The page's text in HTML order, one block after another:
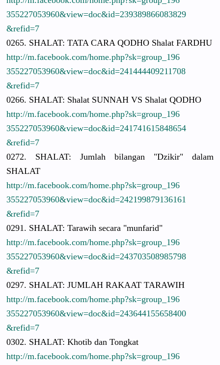
355227053960&view=doc&id=239389866083829
&refid=7
0265. SHALAT: TATA CARA QODHO Shalat FARDHU
http://m.facebook.com/home.php?sk=group_196
355227053960&view=doc&id=241444409211708
&refid=7
0266. SHALAT: Shalat SUNNAH VS Shalat QODHO
http://m.facebook.com/home.php?sk=group_196
355227053960&view=doc&id=241741615848654
&refid=7
0272. SHALAT: Jumlah bilangan "Dzikir" dalam
SHALAT
http://m.facebook.com/home.php?sk=group_196
355227053960&view=doc&id=242199879136161
&refid=7
0291. SHALAT: Tarawih secara "munfarid"
http://m.facebook.com/home.php?sk=group_196
355227053960&view=doc&id=243703508985798
&refid=7
0297. SHALAT: JUMLAH RAKAAT TARAWIH
http://m.facebook.com/home.php?sk=group_196
355227053960&view=doc&id=243644155658400
&refid=7
0302. SHALAT: Khotib dan Tongkat
http://m.facebook.com/home.php?sk=group_196